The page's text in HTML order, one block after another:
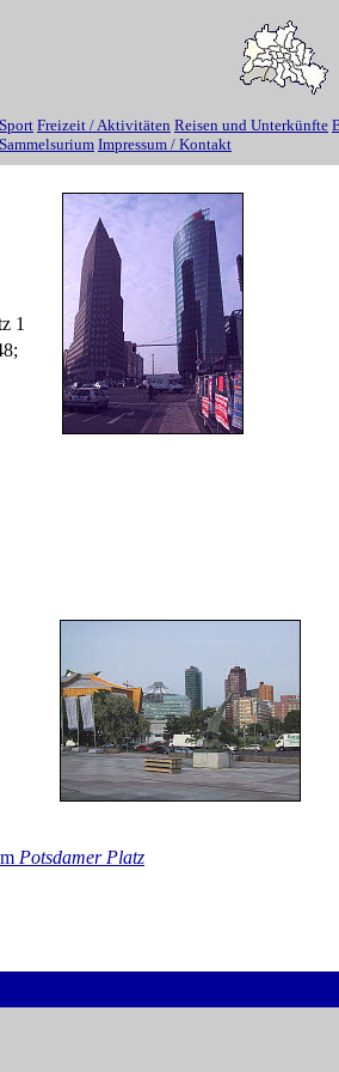
Sport Freizeit / Aktivitäten Reisen und Unterkünfte
Sammelsurium Impressum / Kontakt
1
Potsdamer Platz